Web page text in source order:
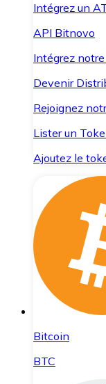
Intégrez un
API Bitnovo
Intégrez
Devenir
Rejoignez
Lister un
Ajoutez le
Bitcoin
BTC